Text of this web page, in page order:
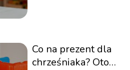
Co na prezent dla
chrześniaka? Oto